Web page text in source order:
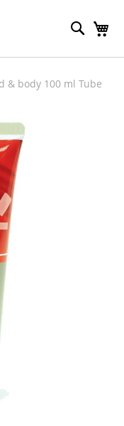
Suche
& body 100 ml Tube